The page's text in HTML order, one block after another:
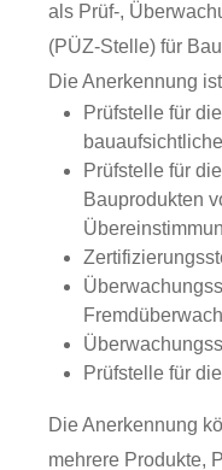
als Prüf-,
(PÜZ-Stelle) für
Die Anerkennung
Prüfstelle für
Prüfstelle für
Bauprodukten
Prüfstelle für
Die Anerkennung
mehrere Produkte,